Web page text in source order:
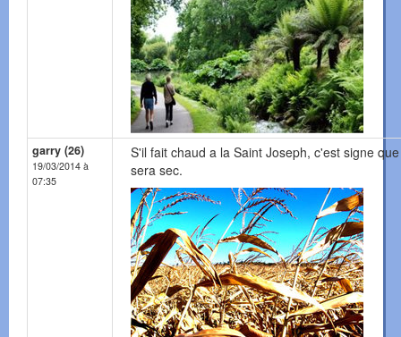
garry (26)
19/03/2014 à
07:35
S'il fait chaud a la Saint Joseph, c'est signe
sera sec.